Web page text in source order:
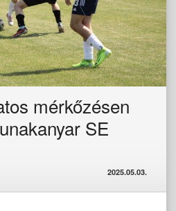
mérkőzésen
SE
2025.05.03.